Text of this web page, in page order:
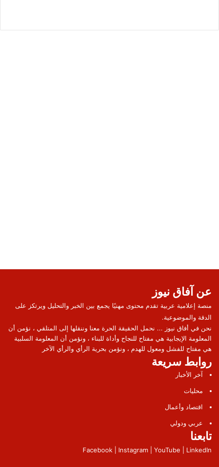
عن آفاق نيوز
منصة إعلامية عربية تقدم محتوى مهنيًا يجمع بين الخبر والتحليل ويرتكز على
الدقة والموضوعية.
نحن في أفاق نيوز ... نحمل الحقيقة الحرة معنا وننقلها إلى المتلقي ، نؤمن أن
المعلومة الإيجابية هي مفتاح للنجاح وأداة للبناء ، ونؤمن أن المعلومة السلبية
هي مفتاح للفشل ومعول للهدم ، ونؤمن بحرية الرأي والرأي الآخر
روابط سريعة
آخر الأخبار
محليات
اقتصاد وأعمال
عربي ودولي
تابعنا
Facebook | Instagram | YouTube | LinkedIn